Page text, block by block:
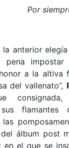
Por
anterior
pena
a la altiva
del vallenato”,
flamantes
del álbum post
en el que se